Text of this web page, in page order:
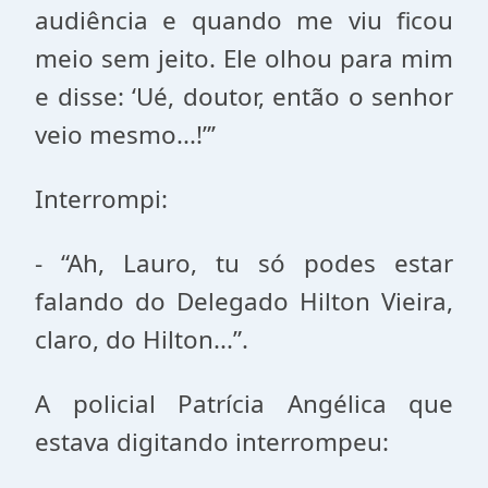
audiência e quando me viu ficou
meio sem jeito. Ele olhou para mim
e disse: ‘Ué, doutor, então o senhor
veio mesmo...!”’
Interrompi:
- “Ah, Lauro, tu só podes estar
falando do Delegado Hilton Vieira,
claro, do Hilton...”.
A policial Patrícia Angélica que
estava digitando interrompeu: